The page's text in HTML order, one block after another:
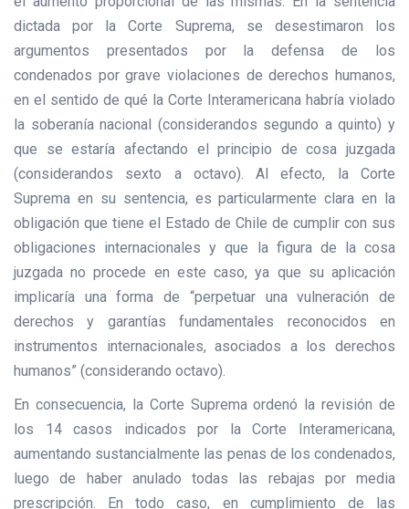
dictada por la Corte Suprema, se desestimaron los
argumentos presentados por la defensa de los
condenados por grave violaciones de derechos humanos,
en el sentido de qué la Corte Interamericana habría violado
la soberanía nacional (considerandos segundo a quinto) y
que se estaría afectando el principio de cosa juzgada
(considerandos sexto a octavo). Al efecto, la Corte
Suprema en su sentencia, es particularmente clara en la
obligación que tiene el Estado de Chile de cumplir con sus
obligaciones internacionales y que la figura de la cosa
juzgada no procede en este caso, ya que su aplicación
implicaría una forma de “perpetuar una vulneración de
derechos y garantías fundamentales reconocidos en
instrumentos internacionales, asociados a los derechos
humanos” (considerando octavo).
En consecuencia, la Corte Suprema ordenó la revisión de
los 14 casos indicados por la Corte Interamericana,
aumentando sustancialmente las penas de los condenados,
luego de haber anulado todas las rebajas por media
prescripción. En todo caso, en cumplimiento de las